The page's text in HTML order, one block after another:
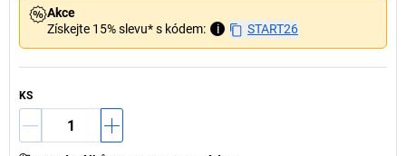
Akce
Získejte 15% slevu* s kódem:
i START26
KS